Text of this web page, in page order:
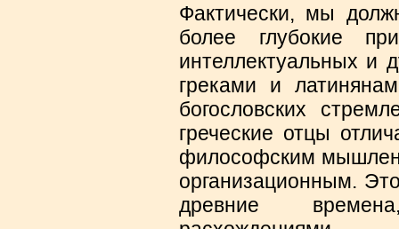
Фактически, мы
более глубокие
интеллектуальных и
греками и
богословских
греческие отцы
философским
организационным.
древние